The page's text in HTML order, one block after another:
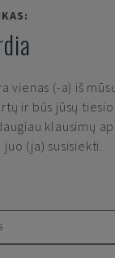
vienas (-a) iš
ir būs jūsų
klausimų
(ja) susisiekti.